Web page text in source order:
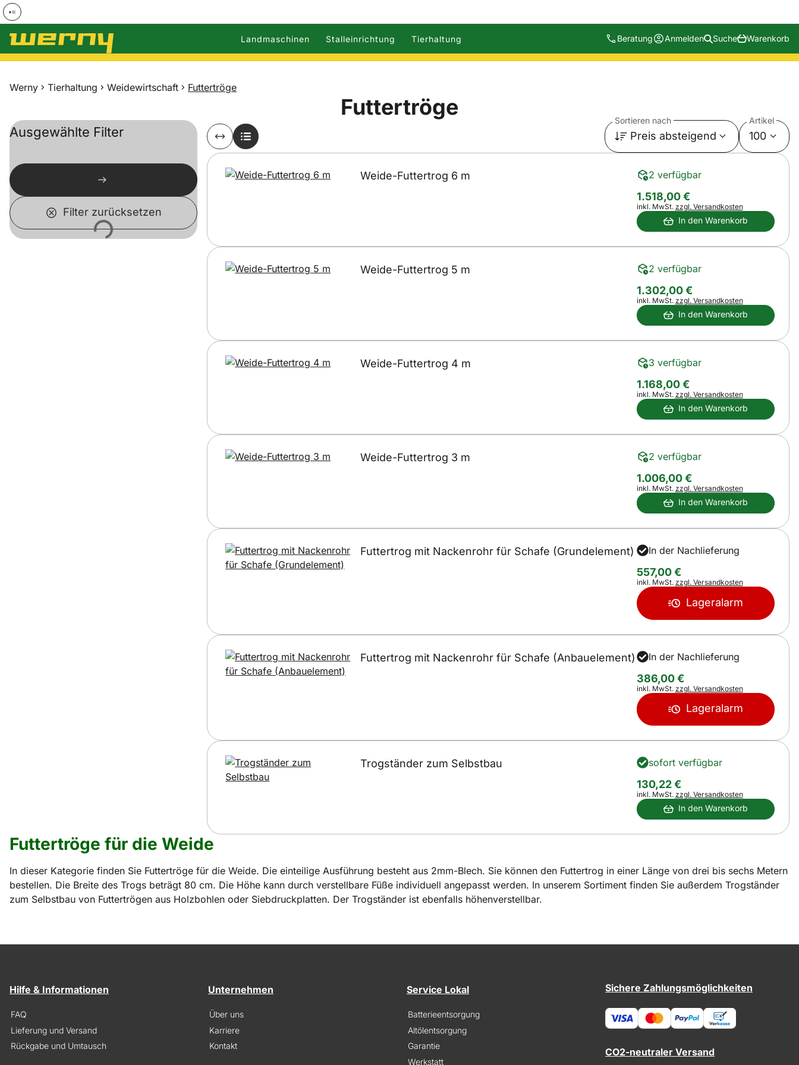
Zum Hauptinhalt springen
Landmaschinen Stalleinrichtung Tierhaltung Beratung Anmelden Suche Warenkorb
Werny Tierhaltung Weidewirtschaft Futtertröge
Futtertröge
Lädt
Ausgewählte Filter
Filter zurücksetzen
Sortieren nach
Preis absteigend
Artikel
100
Weide-Futtertrog 6 m 2 verfügbar
1.518,00€
Steuerhinweis:
inkl. MwSt. zzgl. Versandkosten
In den Warenkorb
Weide-Futtertrog 5 m 2 verfügbar
1.302,00€
Steuerhinweis:
inkl. MwSt. zzgl. Versandkosten
In den Warenkorb
Weide-Futtertrog 4 m 3 verfügbar
1.168,00€
Steuerhinweis:
inkl. MwSt. zzgl. Versandkosten
In den Warenkorb
Weide-Futtertrog 3 m 2 verfügbar
1.006,00€
Steuerhinweis:
inkl. MwSt. zzgl. Versandkosten
In den Warenkorb
Futtertrog mit Nackenrohr für Schafe (Grundelement) In der Nachlieferung
557,00€
Steuerhinweis:
inkl. MwSt. zzgl. Versandkosten
Lageralarm
Futtertrog mit Nackenrohr für Schafe (Anbauelement) In der Nachlieferung
386,00€
Steuerhinweis:
inkl. MwSt. zzgl. Versandkosten
Lageralarm
Trogständer zum Selbstbau sofort verfügbar
130,22€
Steuerhinweis:
inkl. MwSt. zzgl. Versandkosten
In den Warenkorb
Futtertröge für die Weide
In dieser Kategorie finden Sie Futtertröge für die Weide. Die einteilige Ausführung besteht aus 2mm-Blech. Sie können den Futtertrog in einer Länge von drei bis sechs Metern
bestellen. Die Breite des Trogs beträgt 80 cm. Die Höhe kann durch verstellbare Füße individuell angepasst werden. In unserem Sortiment finden Sie außerdem Trogständer
zum Selbstbau von Futtertrögen aus Holzbohlen oder Siebdruckplatten. Der Trogständer ist ebenfalls höhenverstellbar.
Hilfe & Informationen
FAQ
Lieferung und Versand
Rückgabe und Umtausch
Unternehmen
Über uns
Karriere
Kontakt
Service Lokal
Batterieentsorgung
Altölentsorgung
Garantie
Werkstatt
Sichere Zahlungsmöglichkeiten
CO2-neutraler Versand